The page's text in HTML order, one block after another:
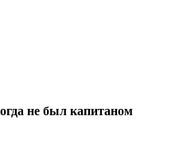
не был капитаном